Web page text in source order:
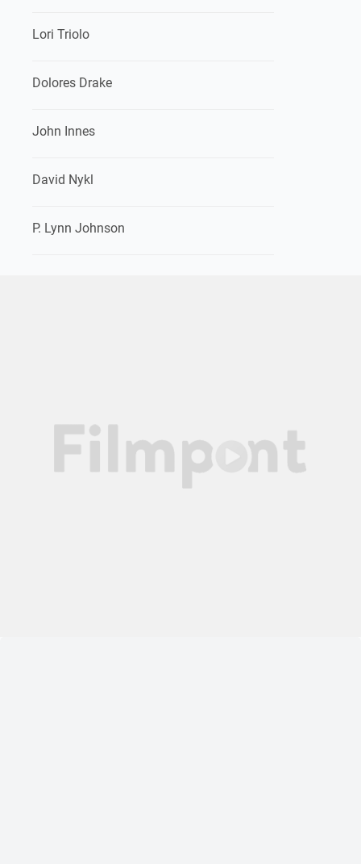
Lori Triolo
Dolores Drake
John Innes
David Nykl
P. Lynn Johnson